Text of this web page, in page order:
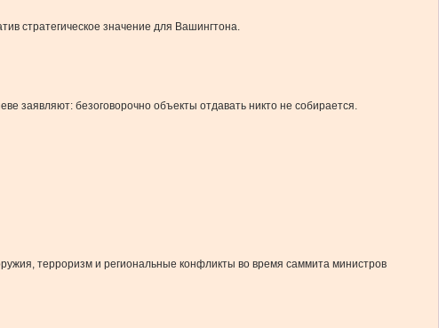
стратегическое значение для Вашингтона.
заявляют: безоговорочно объекты отдавать никто не собирается.
терроризм и региональные конфликты во время саммита министров